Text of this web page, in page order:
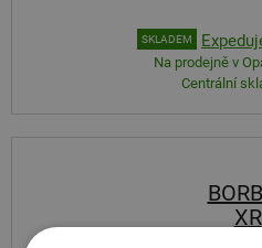
SKLADEM
Na prodejně v
Centrální
XR